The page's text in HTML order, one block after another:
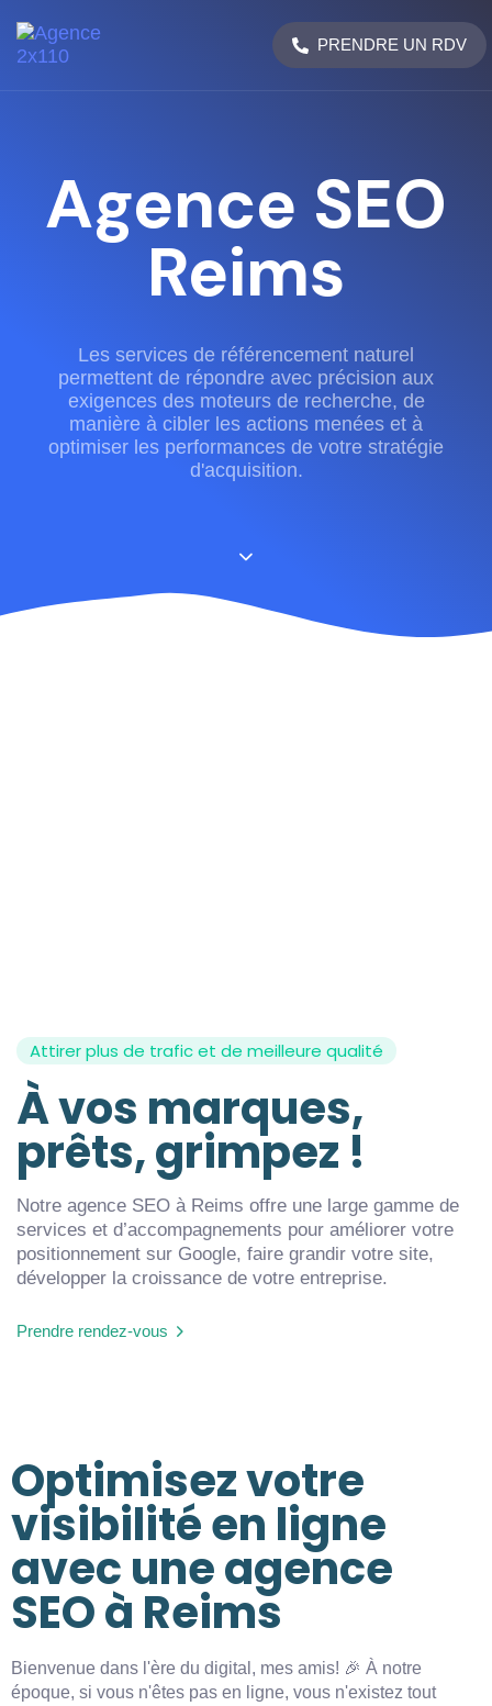
PRENDRE UN RDV
Agence SEO
Reims
Les services de référencement naturel
permettent de répondre avec précision aux
exigences des moteurs de recherche, de
manière à cibler les actions menées et à
optimiser les performances de votre stratégie
d'acquisition.
Attirer plus de trafic et de meilleure qualité
À vos marques,
prêts, grimpez !
Notre agence SEO à Reims offre une large gamme de
services et d’accompagnements pour améliorer votre
positionnement sur Google, faire grandir votre site,
développer la croissance de votre entreprise.
Prendre rendez-vous
Optimisez votre
visibilité en ligne
avec une agence
SEO à Reims
Bienvenue dans l'ère du digital, mes amis! 🎉 À notre
époque, si vous n'êtes pas en ligne, vous n'existez tout